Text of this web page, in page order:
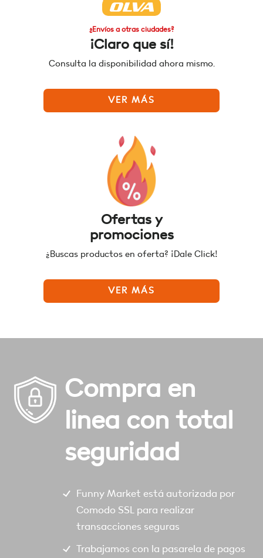
¿Envíos a otras ciudades?
¡Claro que sí!
Consulta la disponibilidad ahora mismo.
VER MÁS
Ofertas y
promociones
¿Buscas productos en oferta? ¡Dale Click!
VER MÁS
Compra en
linea con total
seguridad
Funny Market está autorizada por
Comodo SSL para realizar
transacciones seguras
Trabajamos con la pasarela de pagos